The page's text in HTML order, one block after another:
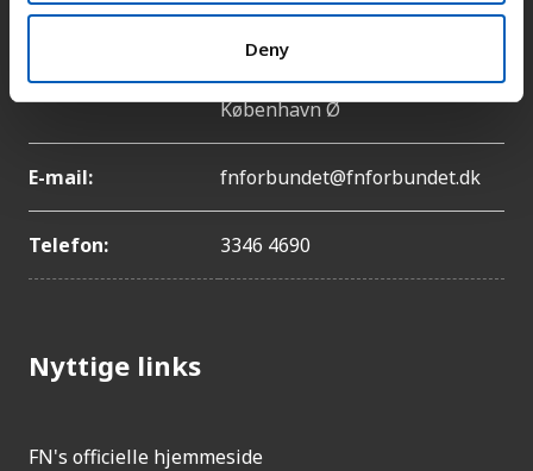
Deny
Adresse:
Lyngbyvej 100, 2100
København Ø
E-mail: fnforbundet@fnforbundet.dk
Telefon: 3346 4690
Nyttige links
FN's officielle hjemmeside